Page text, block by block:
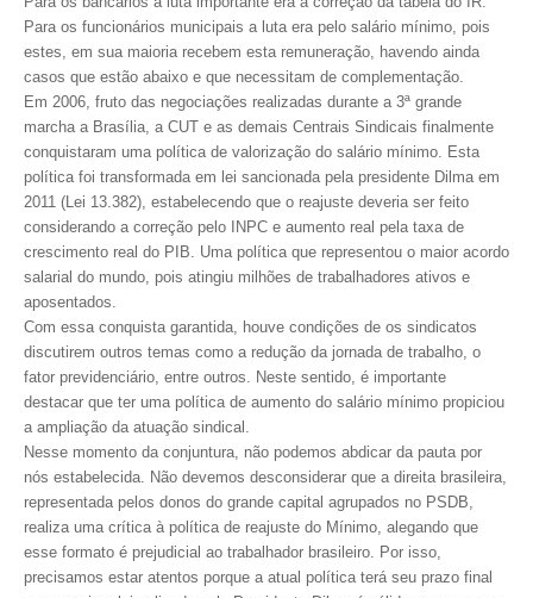
AUTÔNOMOS E SERVIÇOS
NEWSLETTER
GUIA DAS ENGENHARIAS
CONTATO
CURSOS
ENGENHEIRO EMPREENDEDOR
SEESP EDUCAÇÃO
PLATAFORMAS GRATUITAS
BENEFÍCIOS
APOSENTADORIA
CONVÊNIOS
PLANO DE SAÚDE
SEESPPREV
Para os funcionários municipais a luta era pelo salário mínimo, pois
estes, em sua maioria recebem esta remuneração, havendo ainda
casos que estão abaixo e que necessitam de complementação.
Em 2006, fruto das negociações realizadas durante a 3ª grande
marcha a Brasília, a CUT e as demais Centrais Sindicais finalmente
conquistaram uma política de valorização do salário mínimo. Esta
política foi transformada em lei sancionada pela presidente Dilma em
2011 (Lei 13.382), estabelecendo que o reajuste deveria ser feito
considerando a correção pelo INPC e aumento real pela taxa de
crescimento real do PIB. Uma política que representou o maior acordo
salarial do mundo, pois atingiu milhões de trabalhadores ativos e
aposentados.
Com essa conquista garantida, houve condições de os sindicatos
discutirem outros temas como a redução da jornada de trabalho, o
fator previdenciário, entre outros. Neste sentido, é importante
destacar que ter uma política de aumento do salário mínimo propiciou
a ampliação da atuação sindical.
Nesse momento da conjuntura, não podemos abdicar da pauta por
nós estabelecida. Não devemos desconsiderar que a direita brasileira,
representada pelos donos do grande capital agrupados no PSDB,
realiza uma crítica à política de reajuste do Mínimo, alegando que
esse formato é prejudicial ao trabalhador brasileiro. Por isso,
precisamos estar atentos porque a atual política terá seu prazo final